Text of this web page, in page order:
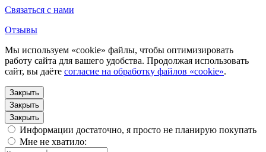
Связаться с нами
Отзывы
Мы используем «cookie» файлы, чтобы оптимизировать
работу сайта для вашего удобства. Продолжая использовать
сайт, вы даёте согласие на обработку файлов «cookie».
Закрыть
Закрыть
Закрыть
Информации достаточно, я просто не планирую покупать
Мне не хватило: